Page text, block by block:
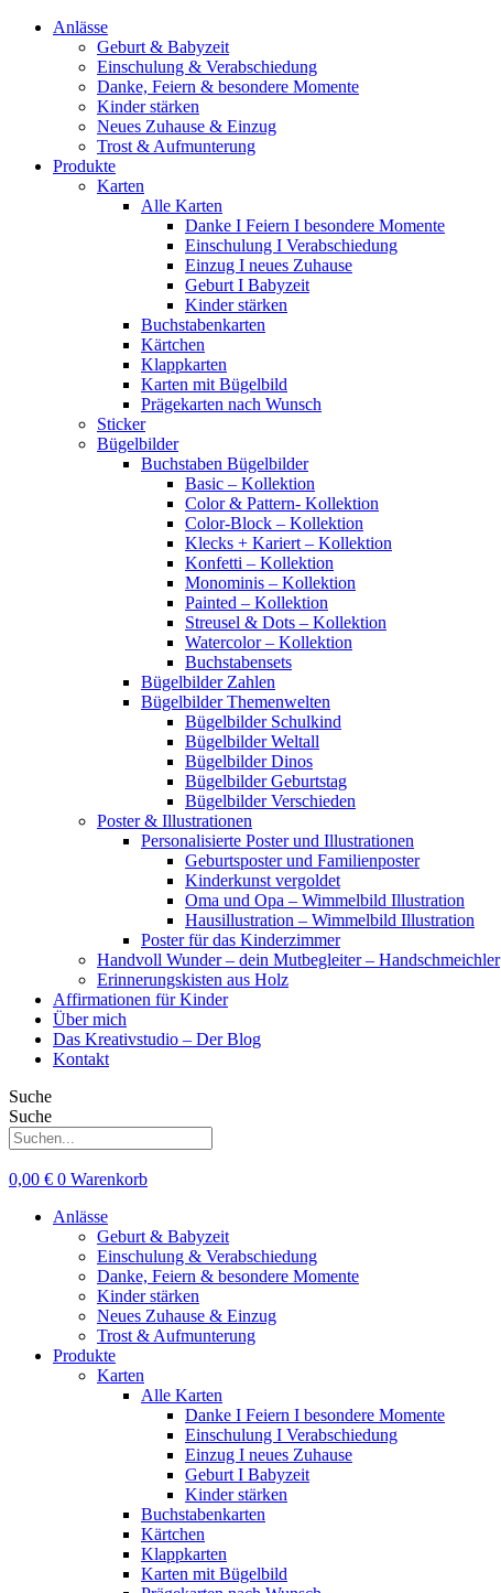
Anlässe
Geburt & Babyzeit
Einschulung & Verabschiedung
Danke, Feiern & besondere Momente
Kinder stärken
Neues Zuhause & Einzug
Trost & Aufmunterung
Produkte
Karten
Alle Karten
Danke I Feiern I besondere Momente
Einschulung I Verabschiedung
Einzug I neues Zuhause
Geburt I Babyzeit
Kinder stärken
Buchstabenkarten
Kärtchen
Klappkarten
Karten mit Bügelbild
Prägekarten nach Wunsch
Sticker
Bügelbilder
Buchstaben Bügelbilder
Basic – Kollektion
Color & Pattern- Kollektion
Color-Block – Kollektion
Klecks + Kariert – Kollektion
Konfetti – Kollektion
Monominis – Kollektion
Painted – Kollektion
Streusel & Dots – Kollektion
Watercolor – Kollektion
Buchstabensets
Bügelbilder Zahlen
Bügelbilder Themenwelten
Bügelbilder Schulkind
Bügelbilder Weltall
Bügelbilder Dinos
Bügelbilder Geburtstag
Bügelbilder Verschieden
Poster & Illustrationen
Personalisierte Poster und Illustrationen
Geburtsposter und Familienposter
Kinderkunst vergoldet
Oma und Opa – Wimmelbild Illustration
Hausillustration – Wimmelbild Illustration
Poster für das Kinderzimmer
Handvoll Wunder – dein Mutbegleiter – Handschmeichler
Erinnerungskisten aus Holz
Affirmationen für Kinder
Über mich
Das Kreativstudio – Der Blog
Kontakt
Suche
Suche
0,00 € 0 Warenkorb
Anlässe
Geburt & Babyzeit
Einschulung & Verabschiedung
Danke, Feiern & besondere Momente
Kinder stärken
Neues Zuhause & Einzug
Trost & Aufmunterung
Produkte
Karten
Alle Karten
Danke I Feiern I besondere Momente
Einschulung I Verabschiedung
Einzug I neues Zuhause
Geburt I Babyzeit
Kinder stärken
Buchstabenkarten
Kärtchen
Klappkarten
Karten mit Bügelbild